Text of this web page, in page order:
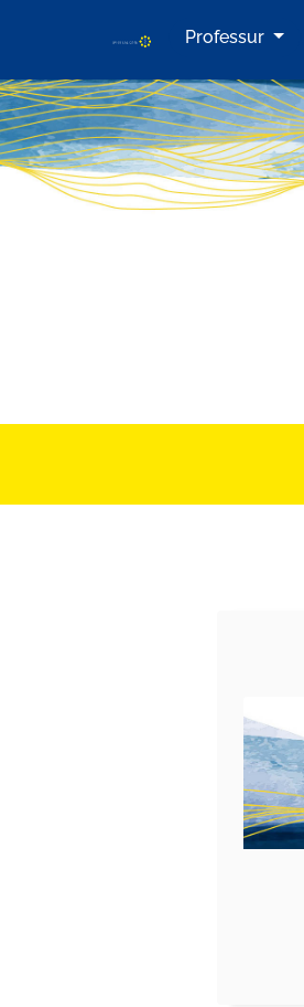
Professur